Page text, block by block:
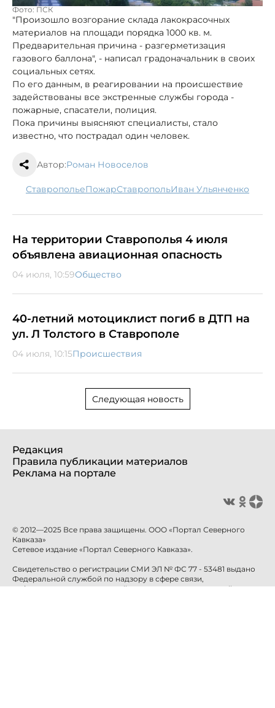
Фото: ПСК
"Произошло возгорание склада лакокрасочных
материалов на площади порядка 1000 кв. м.
Предварительная причина - разгерметизация
газового баллона", - написал градоначальник в своих
социальных сетях.
По его данным, в реагировании на происшествие
задействованы все экстренные службы города -
пожарные, спасатели, полиция.
Пока причины выясняют специалисты, стало
известно, что пострадал один человек.
Автор:Роман Новоселов
Ставрополье пожар Ставрополь Иван Ульянченко
На территории Ставрополья 4 июля
объявлена авиационная опасность
04 июля, 10:59Общество
40-летний мотоциклист погиб в ДТП на
ул. Л Толстого в Ставрополе
04 июля, 10:15Происшествия
Следующая новость
Редакция
Правила публикации материалов
Реклама на портале
© 2012—2025 Все права защищены. ООО «Портал Северного
Кавказа»
Сетевое издание «Портал Северного Кавказа».
Свидетельство о регистрации СМИ ЭЛ № ФС 77 - 53481 выдано
Федеральной службой по надзору в сфере связи,
информационных технологий и массовых коммуникаций